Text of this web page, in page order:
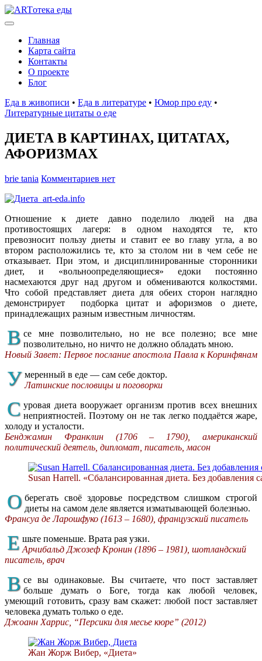
Главная
Карта сайта
Контакты
О проекте
Блог
Еда в живописи • Еда в литературе • Юмор про еду •
Литературные цитаты o еде
ДИЕТА В КАРТИНАХ, ЦИТАТАХ,
АФОРИЗМАХ
brie tania Комментариев нет
Отношение к диете давно поделило людей на два
противостоящих лагеря: в одном находятся те, кто
превозносит пользу диеты и ставит ее во главу угла, а во
втором расположились те, кто за столом ни в чем себе не
отказывает. При этом, и дисциплинированные сторонники
диет, и «вольноопределяющиеся» едоки постоянно
насмехаются друг над другом и обмениваются колкостями.
Что собой представляет диета для обеих сторон наглядно
демонстрирует подборка цитат и афоризмов о диете,
принадлежащих разным известным личностям.
В се мне позволительно, но не все полезно; все мне
позволительно, но ничто не должно обладать мною.
Новый Завет: Первое послание апостола Павла к Коринфянам
У меренный в еде — сам себе доктор.
Латинские пословицы и поговорки
С уровая диета вооружает организм против всех внешних
неприятностей. Поэтому он не так легко поддаётся жаре,
холоду и усталости.
Бенджамин Франклин (1706 – 1790), американский
политический деятель, дипломат, писатель, масон
Susan Harrell. «Сбалансированная диета. Без добавления
О берегать своё здоровье посредством слишком строгой
диеты на самом деле является изматывающей болезнью.
Франсуа де Ларошфуко (1613 – 1680), французский писатель
Е шьте поменьше. Врата рая узки.
Арчибальд Джозеф Кронин (1896 – 1981), шотландский
писатель, врач
В се вы одинаковые. Вы считаете, что пост заставляет
больше думать о Боге, тогда как любой человек,
умеющий готовить, сразу вам скажет: любой пост заставляет
человека думать только о еде.
Джоанн Харрис, “Персики для месье кюре” (2012)
Жан Жорж Вибер, «Диета»